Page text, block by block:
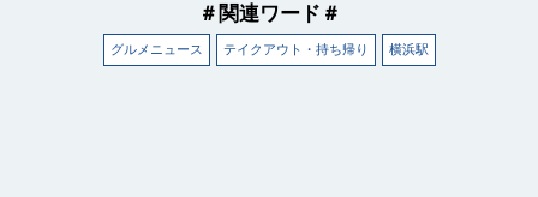
＃関連ワード＃
グルメニュース テイクアウト・持ち帰り 横浜駅